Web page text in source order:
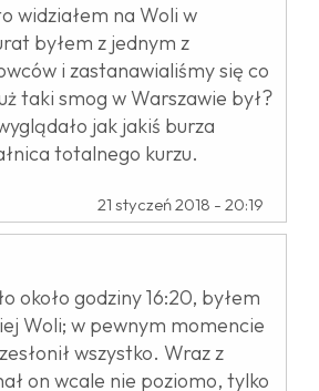
widziałem na Woli w
byłem z jednym z
i zastanawialiśmy się co
taki smog w Warszawie był?
jak jakiś burza
totalnego kurzu.
21 styczeń 2018 - 20:19
około godziny 16:20, byłem
Woli; w pewnym momencie
wszystko. Wraz z
on wcale nie poziomo, tylko